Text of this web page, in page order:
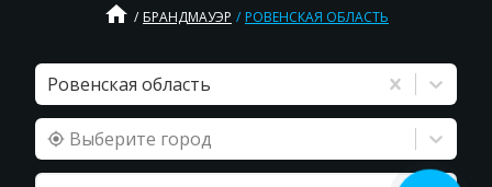
home БРАНДМАУЭР РОВЕНСКАЯ ОБЛАСТЬ
Ровенская область
Выберите город